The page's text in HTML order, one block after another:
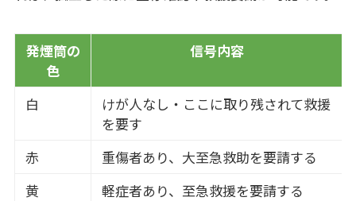
発煙筒の
色
信号内容
白
けが人なし・ここに取り残されて救援
を要す
赤
重傷者あり、大至急救助を要請する
黄
軽症者あり、至急救援を要請する